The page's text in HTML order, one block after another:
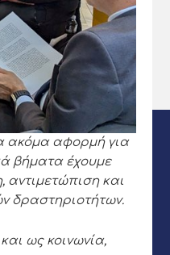
ακόμα αφορμή για
βήματα έχουμε
αντιμετώπιση και
δραστηριοτήτων.
ως κοινωνία,